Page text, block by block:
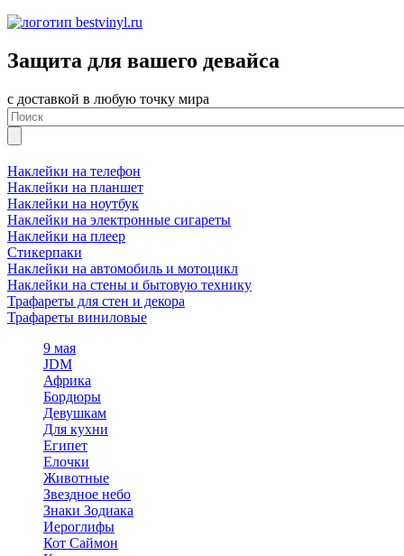
Защита для вашего девайса
с доставкой в любую точку мира
Наклейки на телефон
Наклейки на планшет
Наклейки на ноутбук
Наклейки на электронные сигареты
Наклейки на плеер
Стикерпаки
Наклейки на автомобиль и мотоцикл
Наклейки на стены и бытовую технику
Трафареты для стен и декора
Трафареты виниловые
9 мая
JDM
Африка
Бордюры
Девушкам
Для кухни
Египет
Елочки
Животные
Звездное небо
Знаки Зодиака
Иероглифы
Кот Саймон